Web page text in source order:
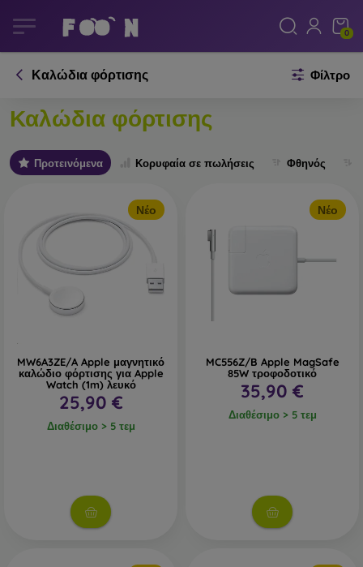
0
Καλώδια φόρτισης Φίλτρο
Καλώδια φόρτισης
Προτεινόμενα Κορυφαία σε πωλήσεις Φθηνός
Νέο
MW6A3ZE/A Apple μαγνητικό
καλώδιο φόρτισης για Apple
Watch (1m) λευκό
25,90 €
Διαθέσιμο > 5 τεμ
Νέο
MC556Z/B Apple MagSafe
85W τροφοδοτικό
35,90 €
Διαθέσιμο > 5 τεμ